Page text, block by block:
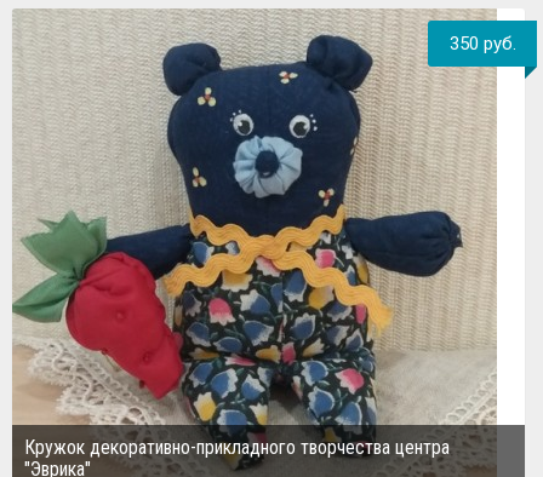
350 руб.
Кружок декоративно-прикладного творчества центра
"Эврика"